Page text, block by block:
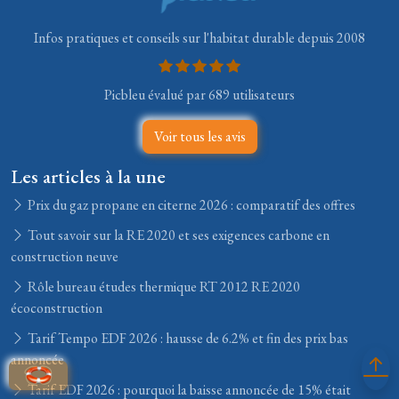
Infos pratiques et conseils sur l'habitat durable depuis 2008
Picbleu évalué par 689 utilisateurs
Voir tous les avis
Les articles à la une
Prix du gaz propane en citerne 2026 : comparatif des offres
Tout savoir sur la RE 2020 et ses exigences carbone en
construction neuve
Rôle bureau études thermique RT 2012 RE 2020
écoconstruction
Tarif Tempo EDF 2026 : hausse de 6.2% et fin des prix bas
annoncée
Tarif EDF 2026 : pourquoi la baisse annoncée de 15% était